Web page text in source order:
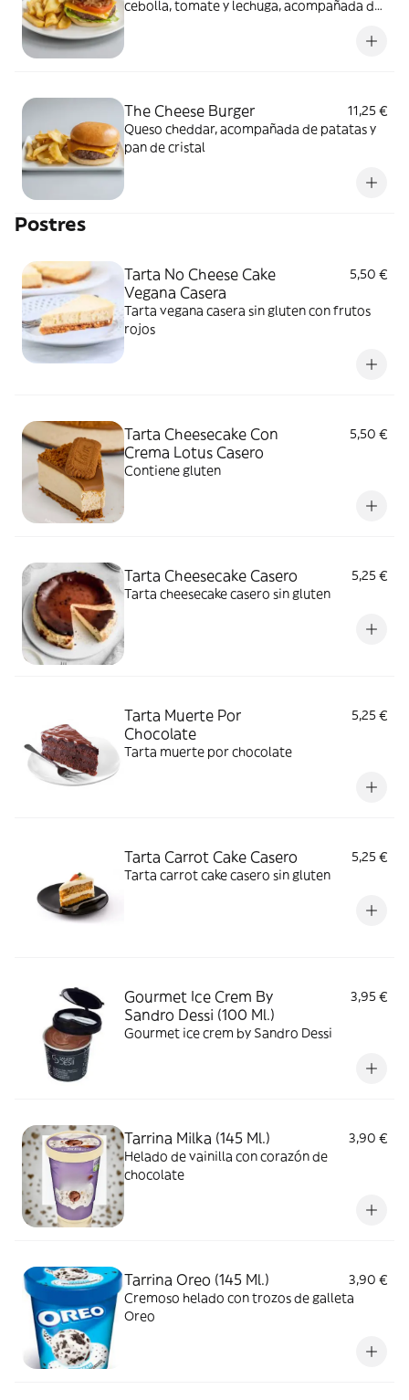
cebolla, tomate y lechuga, acompañada de
The Cheese Burger
11,25 €
Queso cheddar, acompañada de patatas y
pan de cristal
Postres
Tarta No Cheese Cake
Vegana Casera
5,50 €
Tarta vegana casera sin gluten con frutos
rojos
Tarta Cheesecake Con
Crema Lotus Casero
5,50 €
Contiene gluten
Tarta Cheesecake Casero
5,25 €
Tarta cheesecake casero sin gluten
Tarta Muerte Por
Chocolate
5,25 €
Tarta muerte por chocolate
Tarta Carrot Cake Casero
5,25 €
Tarta carrot cake casero sin gluten
Gourmet Ice Crem By
Sandro Dessi (100 Ml.)
3,95 €
Gourmet ice crem by Sandro Dessi
Tarrina Milka (145 Ml.)
3,90 €
Helado de vainilla con corazón de
chocolate
Tarrina Oreo (145 Ml.)
3,90 €
Cremoso helado con trozos de galleta
Oreo